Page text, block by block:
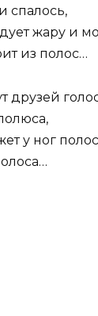
спалось,
жару и
из полос…
друзей
у ног